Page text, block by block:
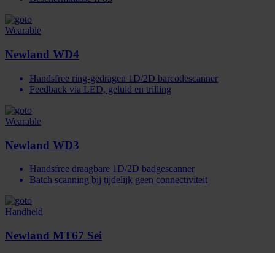
Wearable
Newland WD4
Handsfree ring-gedragen 1D/2D barcode­scanner
Feedback via LED, geluid en trilling
Wearable
Newland WD3
Handsfree draagbare 1D/2D badgescanner
Batch scanning bij tijdelijk geen connectiviteit
Handheld
Newland MT67 Sei